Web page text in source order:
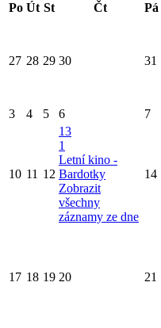
Po Út St Čt Pá
27 28 29 30 31
3
4 5 6 7
10 11 12
13
1
Letní kino -
Bardotky
Zobrazit
všechny
záznamy ze dne
14
17 18 19 20 21